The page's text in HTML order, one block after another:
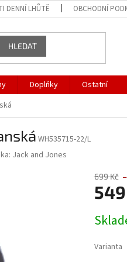
DENNÍ LHŮTĚ OBCHODNÍ
HLEDAT
Doplňky
Ostatní
WH535715-22/L
Jack and Jones
699 Kč
cena:
Varianta